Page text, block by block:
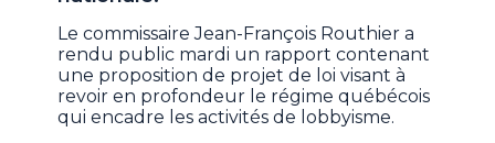
Le commissaire Jean-François Routhier a
rendu public mardi un rapport contenant
une proposition de projet de loi visant à
revoir en profondeur le régime québécois
qui encadre les activités de lobbyisme.